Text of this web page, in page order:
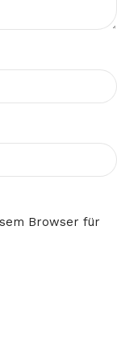
Browser für